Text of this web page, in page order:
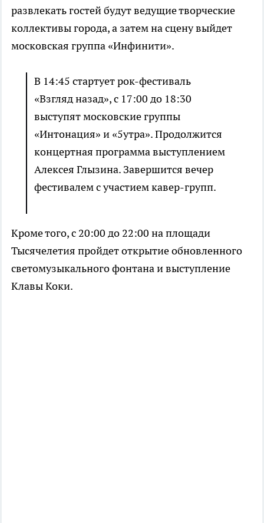
развлекать гостей будут ведущие творческие
коллективы города, а затем на сцену выйдет
московская группа «Инфинити».
В 14:45 стартует рок-фестиваль
«Взгляд назад», с 17:00 до 18:30
выступят московские группы
«Интонация» и «5утра». Продолжится
концертная программа выступлением
Алексея Глызина. Завершится вечер
фестивалем с участием кавер-групп.
Кроме того, с 20:00 до 22:00 на площади
Тысячелетия пройдет открытие обновленного
светомузыкального фонтана и выступление
Клавы Коки.